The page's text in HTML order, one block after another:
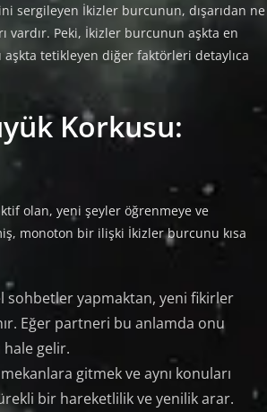
sergileyen İkizler burcunun, dışarıdan ne
vardır. Peki, İkizler burcunun aşkta en
tetikleyen diğer faktörleri detaylıca
Korkusu:
olan, yeni şeyler öğrenmeye ve
monoton bir ilişki İkizler burcunu kısa
sohbetler yapmaktan, yeni fikirler
Eğer partneri bu anlamda onu
hale gelir.
gitmek ve aynı konuları
bir hareketlilik ve yenilik arar.